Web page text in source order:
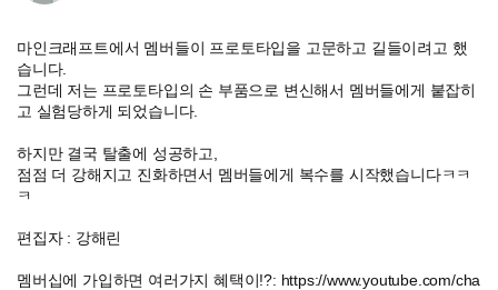
마인크래프트에서 멤버들이 프로토타입을 고문하고 길들이려고 했
습니다.
그런데 저는 프로토타입의 손 부품으로 변신해서 멤버들에게 붙잡히
고 실험당하게 되었습니다.
하지만 결국 탈출에 성공하고,
점점 더 강해지고 진화하면서 멤버들에게 복수를 시작했습니다ㅋㅋ
ㅋ
편집자 : 강해린
멤버십에 가입하면 여러가지 혜택이!?: https://www.youtube.com/cha